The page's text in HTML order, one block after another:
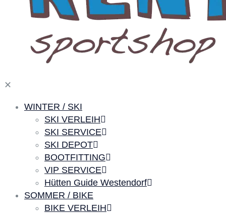
✕
WINTER / SKI
SKI VERLEIH
SKI SERVICE
SKI DEPOT
BOOTFITTING
VIP SERVICE
Hütten Guide Westendorf
SOMMER / BIKE
BIKE VERLEIH